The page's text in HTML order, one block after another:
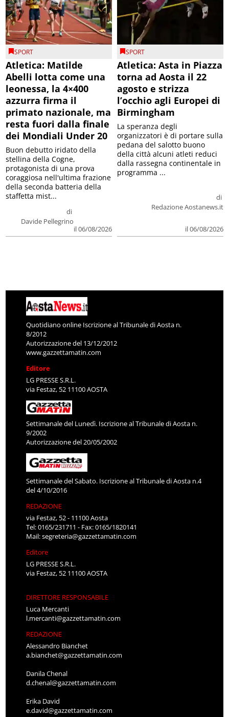
SPORT
Atletica: Matilde
Abelli lotta come una
leonessa, la 4×400
azzurra firma il
primato nazionale, ma
resta fuori dalla finale
dei Mondiali Under 20
di
Davide Pellegrino
il 06/08/2026
Buon debutto iridato della
stellina della Cogne,
protagonista di una prova
coraggiosa nell'ultima frazione
della seconda batteria della
staffetta mist...
SPORT
Atletica: Asta in Piazza
torna ad Aosta il 22
agosto e strizza
l’occhio agli Europei di
Birmingham
di
Redazione Aostanews.it
il 06/08/2026
La speranza degli
organizzatori è di portare sulla
pedana del salotto buono
della città alcuni atleti reduci
dalla rassegna continentale in
programma ...
Quotidiano online Iscrizione al Tribunale di Aosta n.
8/2012
Autorizzazione del 13/12/2012
www.gazzettamatin.com
Editore
LG PRESSE S.R.L.
via Festaz, 52 11100 AOSTA
Settimanale del Lunedì. Iscrizione al Tribunale di Aosta n.
9/2002
Autorizzazione del 20/05/2002
Settimanale del Sabato. Iscrizione al Tribunale di Aosta n.4
del 4/10/2016
REDAZIONE
via Festaz, 52 - 11100 Aosta
Tel: 0165/231711 - Fax: 0165/1820141
Mail:segreteria@gazzettamatin.com
Editore
LG PRESSE S.R.L.
via Festaz, 52 11100 AOSTA
DIRETTORE RESPONSABILE
Luca Mercanti
l.mercanti@gazzettamatin.com
REDAZIONE
Alessandro Bianchet
a.bianchet@gazzettamatin.com
Danila Chenal
d.chenal@gazzettamatin.com
Erika David
e.david@gazzettamatin.com